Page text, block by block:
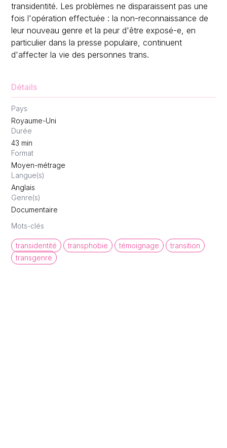
transidentité. Les problèmes ne disparaissent pas une
fois l'opération effectuée : la non-reconnaissance de
leur nouveau genre et la peur d'être exposé-e, en
particulier dans la presse populaire, continuent
d'affecter la vie des personnes trans.
Détails
Pays
Royaume-Uni
Durée
43 min
Format
Moyen-métrage
Langue(s)
Anglais
Genre(s)
Documentaire
Mots-clés
transidentité transphobie témoignage
transition
transgenre